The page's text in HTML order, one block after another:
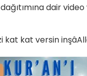
dair
kat kat versin